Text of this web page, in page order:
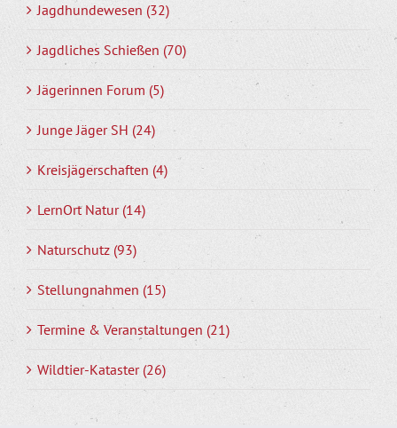
Jagdhundewesen (32)
Jagdliches Schießen (70)
Jägerinnen Forum (5)
Junge Jäger SH (24)
Kreisjägerschaften (4)
LernOrt Natur (14)
Naturschutz (93)
Stellungnahmen (15)
Termine & Veranstaltungen (21)
Wildtier-Kataster (26)